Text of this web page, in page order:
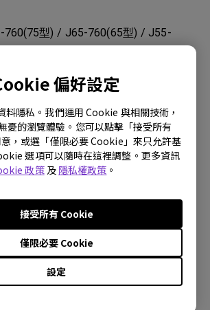
偏好設定
料隱私。我們運用 Cookie 與相關技術，
憂的瀏覽體驗。您可以點擊「接受所有
，或選「僅限必要 Cookie」來只允許基
選項可以隨時在這裡調整。更多資訊
政策及 隱私權政策 。
設定
僅限必要 Cookie
接受所有 Cookie
760(75型) / J65-760(65型) / J55-
型) / E55-750(55型) / E50-
J55-760：Switch《超級瑪利歐派對空
價$1,450)。
E50-750：星巴克 $135 飲料券 8 張
主商品寄送地址。